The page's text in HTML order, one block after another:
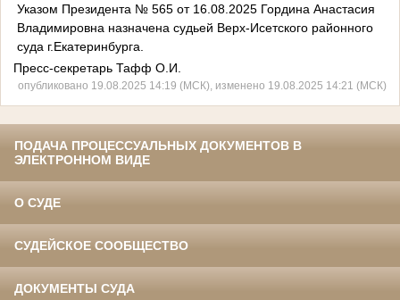
Указом Президента № 565 от 16.08.2025 Гордина Анастасия
Владимировна назначена судьей Верх-Исетского районного
суда г.Екатеринбурга.
Пресс-секретарь Тафф О.И.
опубликовано 19.08.2025 14:19 (МСК), изменено 19.08.2025 14:21 (МСК)
ПОДАЧА ПРОЦЕССУАЛЬНЫХ ДОКУМЕНТОВ В
ЭЛЕКТРОННОМ ВИДЕ
О СУДЕ
СУДЕЙСКОЕ СООБЩЕСТВО
ДОКУМЕНТЫ СУДА